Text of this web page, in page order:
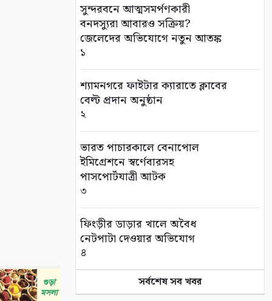
সুন্দরবনে আত্মসমর্পণকারী
বনদস্যুরা আবারও সক্রিয়?
জেলেদের অভিযোগে নতুন আতঙ্ক
১
শ্যামনগরে ফাইটার ক্যারাতে ক্লাবের
বেল্ট প্রদান অনুষ্ঠান
২
ভারত পাচারকালে বেনাপোল
ইমিগ্রেশনে স্বর্ণেবারসহ
পাসপোর্টযাত্রী আটক
৩
ফিংড়ীর ডাড়ার খালে অবৈধ
নেটপাটা দেওয়ার অভিযোগ
৪
তালায় বিল থেকে যুবকের মৃতদেহ
সর্বশেষ সব খবর